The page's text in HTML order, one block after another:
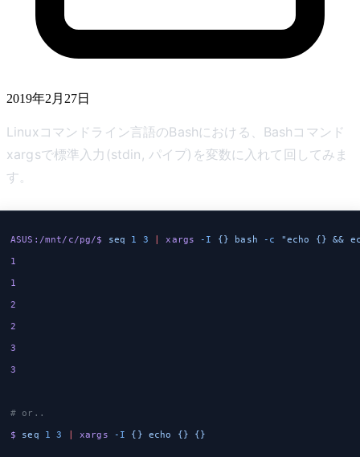
2019年2月27日
Linuxコマンドライン言語のBashにおける、Bashコマンド
xargsで標準入力(stdin, パイプ)を変数に入れて回してみま
す。
ASUS:/mnt/c/pg/$ seq 1 3 | xargs -I {} bash -c
"echo {} &&
1
1
2
2
3
3
# or..
$ seq 1 3 | xargs -I {} echo {} {}